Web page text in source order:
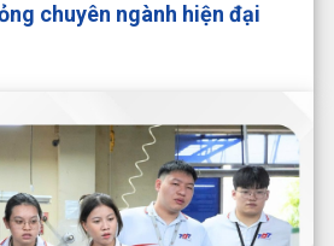
chuyên ngành hiện đại